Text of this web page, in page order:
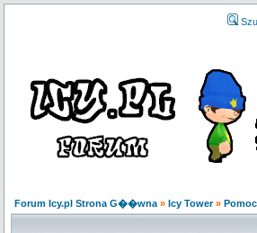
Forum Icy.pl Strona G��wna » Icy Tower» Pomoc